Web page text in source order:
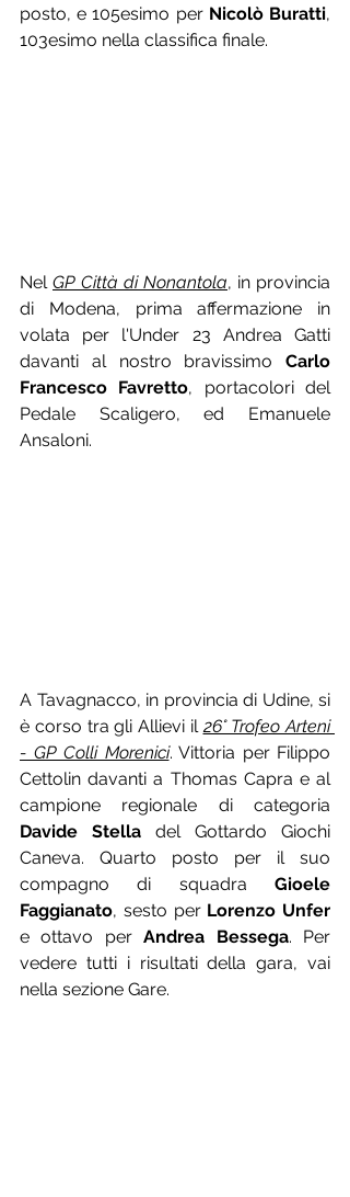
posto, e 105esimo per Nicolò Buratti,
103esimo nella classifica finale.
Nel GP Città di Nonantola, in provincia
di Modena, prima affermazione in
volata per l'Under 23 Andrea Gatti
davanti al nostro bravissimo Carlo
Francesco Favretto, portacolori del
Pedale Scaligero, ed Emanuele
Ansaloni.
A Tavagnacco, in provincia di Udine, si
è corso tra gli Allievi il 26° Trofeo Arteni
- GP Colli Morenici. Vittoria per Filippo
Cettolin davanti a Thomas Capra e al
Davide Stella del Gottardo Giochi
Caneva. Quarto posto per il suo
compagno di squadra Gioele
Faggianato, sesto per Lorenzo Unfer
e ottavo per Andrea Bessega. Per
vedere tutti i risultati della gara, vai
nella sezione Gare.